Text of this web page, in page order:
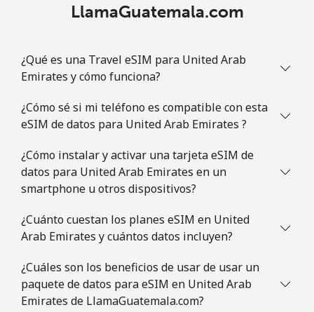
LlamaGuatemala.com
¿Qué es una Travel eSIM para United Arab
Emirates y cómo funciona?
¿Cómo sé si mi teléfono es compatible con esta
eSIM de datos para United Arab Emirates ?
¿Cómo instalar y activar una tarjeta eSIM de
datos para United Arab Emirates en un
smartphone u otros dispositivos?
¿Cuánto cuestan los planes eSIM en United
Arab Emirates y cuántos datos incluyen?
¿Cuáles son los beneficios de usar de usar un
paquete de datos para eSIM en United Arab
Emirates de LlamaGuatemala.com?